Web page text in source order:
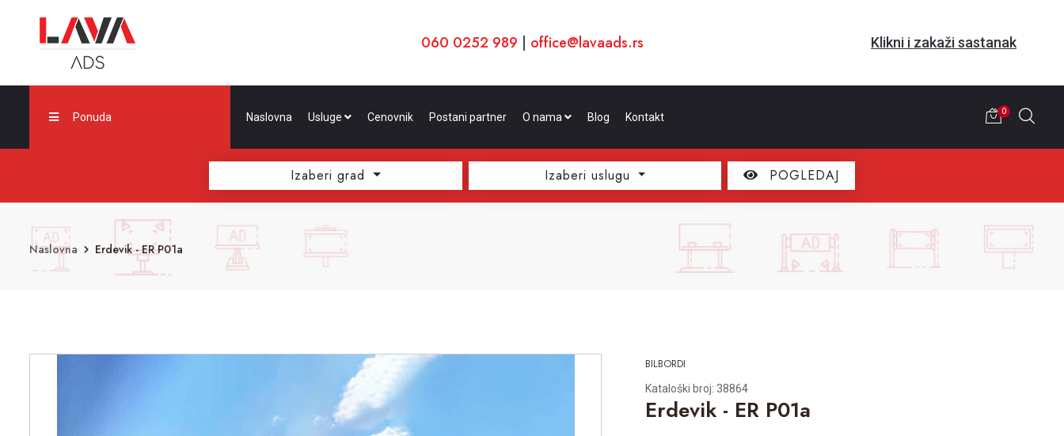
060 0252 989 | office@lavaads.rs Klikni i zakaži sastanak
Ponuda Naslovna Usluge Cenovnik Postani partner O nama Blog Kontakt 0
Izaberi grad Izaberi uslugu POGLEDAJ
Naslovna Erdevik - ER P01a
BILBORDI
Kataloški broj: 38864
Erdevik - ER P01a